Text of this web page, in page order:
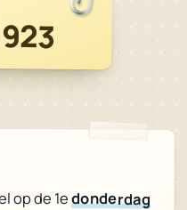
op de 1edonderdag